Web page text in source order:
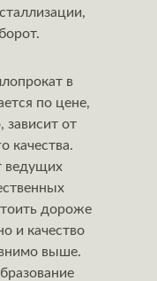
в
по цене,
зависит от
качества.
ведущих
дороже
и качество
выше.